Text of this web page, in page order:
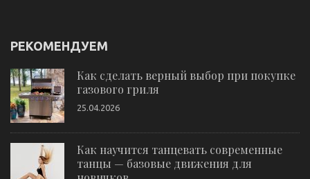
РЕКОМЕНДУЕМ
Как сделать верный выбор при покупке
газового гриля
25.04.2026
Как научится танцевать современные
танцы — базовые движения для